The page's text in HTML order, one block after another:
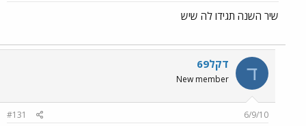
שיר השנה תגידו לה שיש
ד דקל69
New member
6/9/10
#131